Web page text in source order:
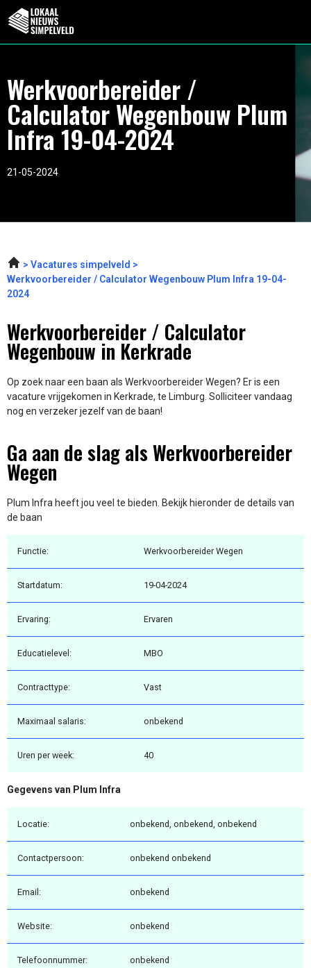
Werkvoorbereider /
Calculator Wegenbouw Plum
Infra 19-04-2024
21-05-2024
Vacatures simpelveld
Werkvoorbereider / Calculator Wegenbouw Plum Infra 19-04-
2024
Werkvoorbereider / Calculator
Wegenbouw in Kerkrade
Op zoek naar een baan als Werkvoorbereider Wegen? Er is een
vacature vrijgekomen in Kerkrade, te Limburg. Solliciteer vandaag
nog en verzeker jezelf van de baan!
Ga aan de slag als Werkvoorbereider
Wegen
Plum Infra heeft jou veel te bieden. Bekijk hieronder de details van
de baan
Functie: Werkvoorbereider Wegen
Startdatum: 19-04-2024
Ervaring: Ervaren
Educatielevel: MBO
Contracttype: Vast
Maximaal salaris: onbekend
Uren per week: 40
Gegevens van Plum Infra
Locatie: onbekend, onbekend, onbekend
Contactpersoon: onbekend onbekend
Email: onbekend
Website: onbekend
Telefoonnummer: onbekend